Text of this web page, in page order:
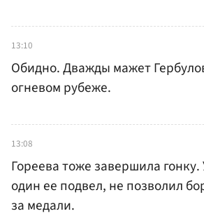
13:10
Обидно. Дважды мажет
огневом рубеже.
13:08
Гореева тоже завершила
один ее подвел, не позволил
за медали.